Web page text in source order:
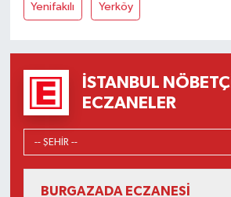
Yenifakılı Yerköy
İSTANBUL NÖBETÇI
ECZANELER
BURGAZADA ECZANESİ